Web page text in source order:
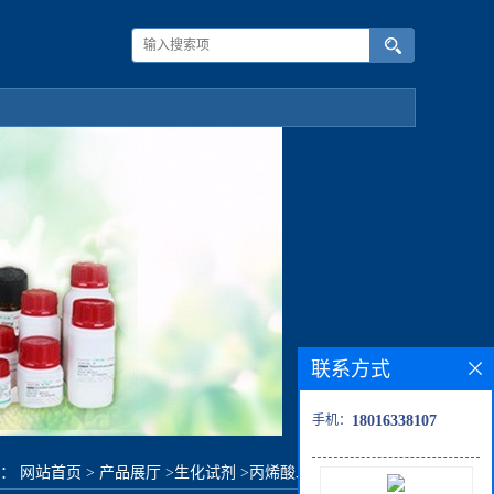
网站首页 > 产品展厅 >生化试剂 >丙烯酸二甲基氨基乙酯
联系方式
手机： 18016338107